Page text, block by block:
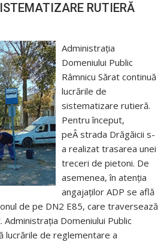
RUTIERĂ
Administrația
Domeniului Public
Râmnicu Sărat continuă
lucrările de
sistematizare rutieră.
Pentru început,
peÂ strada Drăgăicii s-
a realizat trasarea unei
treceri de pietoni. De
asemenea, în atenția
angajaților ADP se află
de pe DN2 E85, care traversează
Administrația Domeniului Public
lucrările de reglementare a